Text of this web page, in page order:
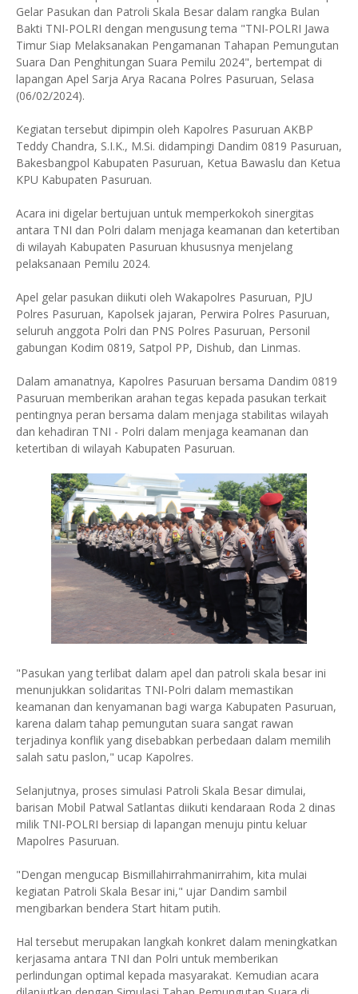
Gelar Pasukan dan Patroli Skala Besar dalam rangka Bulan
Bakti TNI-POLRI dengan mengusung tema "TNI-POLRI Jawa
Timur Siap Melaksanakan Pengamanan Tahapan Pemungutan
Suara Dan Penghitungan Suara Pemilu 2024", bertempat di
lapangan Apel Sarja Arya Racana Polres Pasuruan, Selasa
(06/02/2024).
Kegiatan tersebut dipimpin oleh Kapolres Pasuruan AKBP
Teddy Chandra, S.I.K., M.Si. didampingi Dandim 0819 Pasuruan,
Bakesbangpol Kabupaten Pasuruan, Ketua Bawaslu dan Ketua
KPU Kabupaten Pasuruan.
Acara ini digelar bertujuan untuk memperkokoh sinergitas
antara TNI dan Polri dalam menjaga keamanan dan ketertiban
di wilayah Kabupaten Pasuruan khususnya menjelang
pelaksanaan Pemilu 2024.
Apel gelar pasukan diikuti oleh Wakapolres Pasuruan, PJU
Polres Pasuruan, Kapolsek jajaran, Perwira Polres Pasuruan,
seluruh anggota Polri dan PNS Polres Pasuruan, Personil
gabungan Kodim 0819, Satpol PP, Dishub, dan Linmas.
Dalam amanatnya, Kapolres Pasuruan bersama Dandim 0819
Pasuruan memberikan arahan tegas kepada pasukan terkait
pentingnya peran bersama dalam menjaga stabilitas wilayah
dan kehadiran TNI - Polri dalam menjaga keamanan dan
ketertiban di wilayah Kabupaten Pasuruan.
"Pasukan yang terlibat dalam apel dan patroli skala besar ini
menunjukkan solidaritas TNI-Polri dalam memastikan
keamanan dan kenyamanan bagi warga Kabupaten Pasuruan,
karena dalam tahap pemungutan suara sangat rawan
terjadinya konflik yang disebabkan perbedaan dalam memilih
salah satu paslon," ucap Kapolres.
Selanjutnya, proses simulasi Patroli Skala Besar dimulai,
barisan Mobil Patwal Satlantas diikuti kendaraan Roda 2 dinas
milik TNI-POLRI bersiap di lapangan menuju pintu keluar
Mapolres Pasuruan.
"Dengan mengucap Bismillahirrahmanirrahim, kita mulai
kegiatan Patroli Skala Besar ini," ujar Dandim sambil
mengibarkan bendera Start hitam putih.
Hal tersebut merupakan langkah konkret dalam meningkatkan
kerjasama antara TNI dan Polri untuk memberikan
perlindungan optimal kepada masyarakat. Kemudian acara